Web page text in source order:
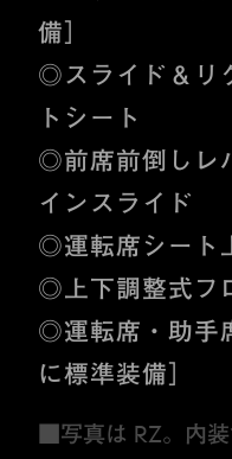
備］
◎スライド＆リ
トシート
◎前席前倒しレ
インスライド
◎運転席シート
◎上下調整式フ
◎運転席・助手
に標準装備］
■写真は RZ。内装